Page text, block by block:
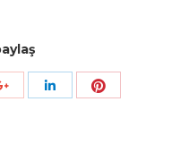
Twitter
Share with Google+
Share with LinkedIn
Share with